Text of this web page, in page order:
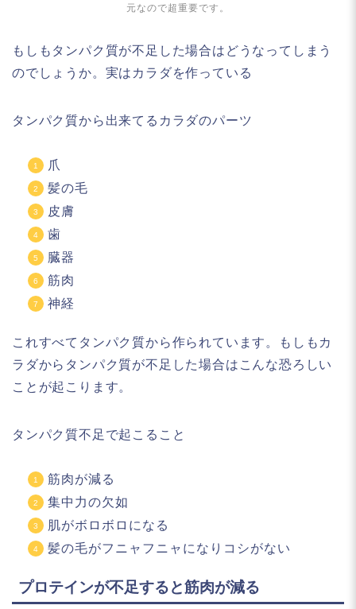
元なので超重要です。
もしもタンパク質が不足した場合はどうなってしまう
のでしょうか。実はカラダを作っている
タンパク質から出来てるカラダのパーツ
爪
髪の毛
皮膚
歯
臓器
筋肉
神経
これすべてタンパク質から作られています。もしもカ
ラダからタンパク質が不足した場合はこんな恐ろしい
ことが起こります。
タンパク質不足で起こること
筋肉が減る
集中力の欠如
肌がボロボロになる
髪の毛がフニャフニャになりコシがない
プロテインが不足すると筋肉が減る